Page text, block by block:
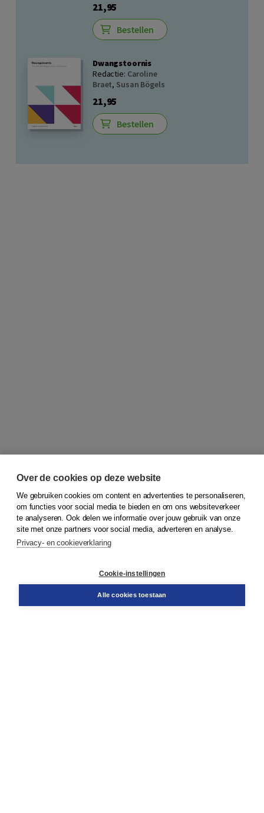
21,95
Bestellen
Dwangstoornis
Redactie: Caroline
Braet, Susan Bögels
21,95
Bestellen
© 2026Koninklijke Boom uitgevers
Bestellen
Over de cookies op deze website
We gebruiken cookies om content en advertenties te personaliseren,
om functies voor social media te bieden en om ons websiteverkeer
te analyseren. Ook delen we informatie over jouw gebruik van onze
site met onze partners voor social media, adverteren en analyse.
Privacy- en cookieverklaring
Cookie-instellingen
Alle cookies toestaan